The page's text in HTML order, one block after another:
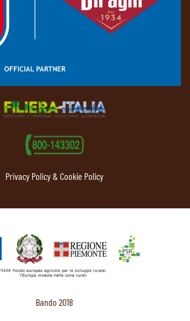
Privacy Policy & Cookie Policy
Bando 2018